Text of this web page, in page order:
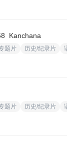
Kanchana
题片 历史/纪录片
题片 历史/纪录片